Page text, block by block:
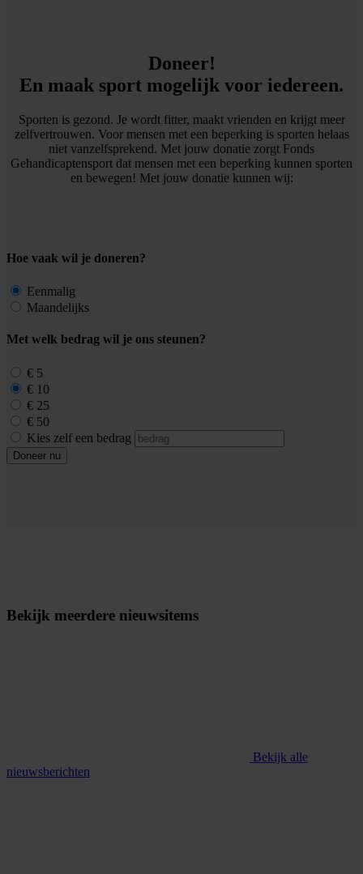
Doneer!
En maak sport mogelijk voor iedereen.
Sporten is gezond. Je wordt fitter, maakt vrienden en krijgt meer
zelfvertrouwen. Voor mensen met een beperking is sporten helaas
niet vanzelfsprekend. Met jouw donatie zorgt Fonds
Gehandicaptensport dat mensen met een beperking kunnen sporten
en bewegen! Met jouw donatie kunnen wij:
Hoe vaak wil je doneren?
Eenmalig
Maandelijks
Met welk bedrag wil je ons steunen?
€ 5
€ 10
€ 25
€ 50
Kies zelf een bedrag
Doneer nu
Bekijk meerdere nieuwsitems
Bekijk alle
nieuwsberichten